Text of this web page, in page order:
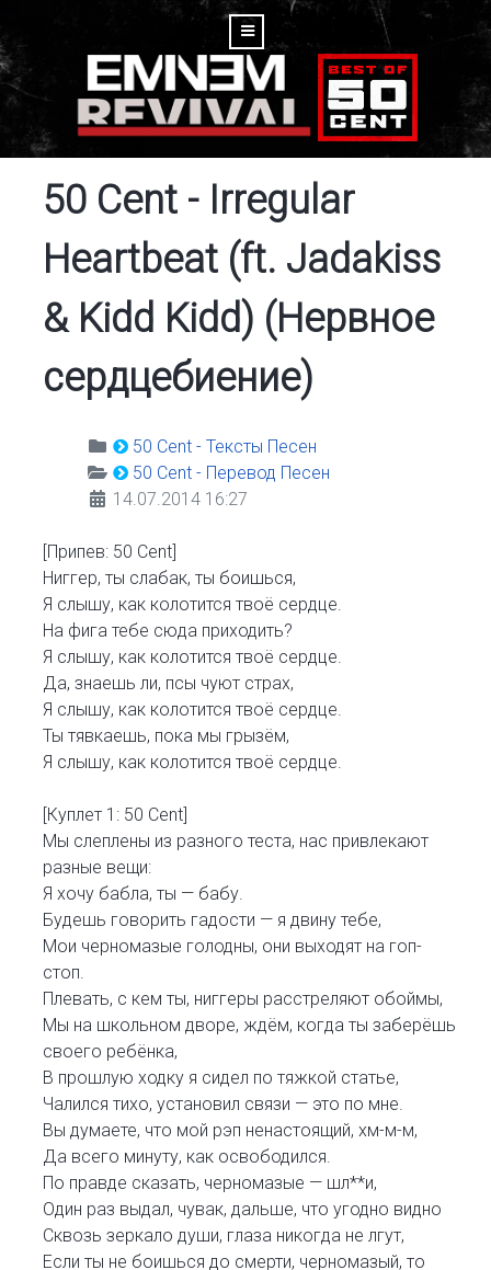
50 Cent - Irregular
Heartbeat (ft. Jadakiss
& Kidd Kidd) (Нервное
сердцебиение)
50 Cent - Тексты Песен
50 Cent - Перевод Песен
14.07.2014 16:27
[Припев: 50 Cent]
Ниггер, ты слабак, ты боишься,
Я слышу, как колотится твоё сердце.
На фига тебе сюда приходить?
Я слышу, как колотится твоё сердце.
Да, знаешь ли, псы чуют страх,
Я слышу, как колотится твоё сердце.
Ты тявкаешь, пока мы грызём,
Я слышу, как колотится твоё сердце.
[Куплет 1: 50 Cent]
Мы слеплены из разного теста, нас привлекают
разные вещи:
Я хочу бабла, ты — бабу.
Будешь говорить гадости — я двину тебе,
Мои черномазые голодны, они выходят на гоп-
стоп.
Плевать, с кем ты, ниггеры расстреляют обоймы,
Мы на школьном дворе, ждём, когда ты заберёшь
своего ребёнка,
В прошлую ходку я сидел по тяжкой статье,
Чалился тихо, установил связи — это по мне.
Вы думаете, что мой рэп ненастоящий, хм-м-м,
Да всего минуту, как освободился.
По правде сказать, черномазые — шл**и,
Один раз выдал, чувак, дальше, что угодно видно
Сквозь зеркало души, глаза никогда не лгут,
Если ты не боишься до смерти, черномазый, то